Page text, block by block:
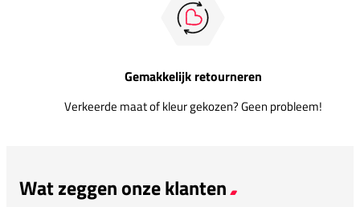
Gemakkelijk retourneren
Verkeerde maat of kleur gekozen? Geen probleem!
Wat zeggen onze klanten